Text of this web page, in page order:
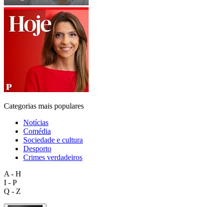
Categorias mais populares
Notícias
Comédia
Sociedade e cultura
Desporto
Crimes verdadeiros
A - H
I - P
Q - Z